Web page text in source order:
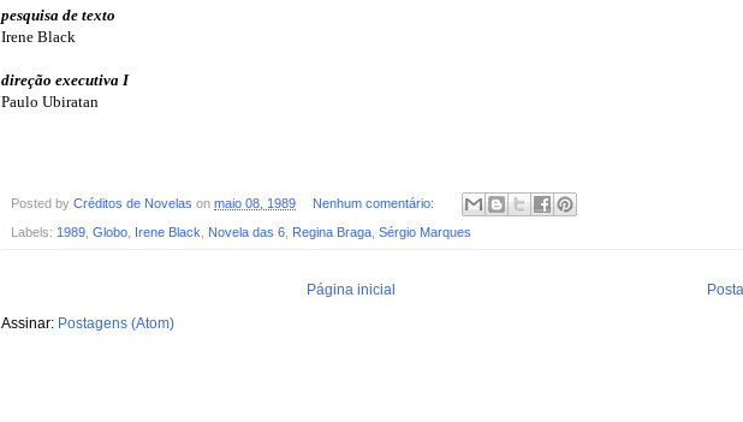
pesquisa de texto
Irene Black
direção executiva I
Paulo Ubiratan
Posted by Créditos de Novelas on maio 08, 1989 Nenhum comentário:
Labels: 1989 Globo Irene Black Novela das 6 Regina Braga Sérgio Marques
Página inicial
Assinar: Postagens (Atom)